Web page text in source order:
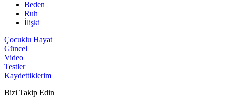
Beden
Ruh
İlişki
Çocuklu Hayat
Güncel
Video
Testler
Kaydettiklerim
Bizi Takip Edin